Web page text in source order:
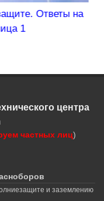
"Защищаем
центра
частных лиц)
и заземлению